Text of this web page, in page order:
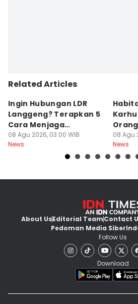
Related Articles
Ingin Hubungan LDR
Langgeng? Terapkan 5
Cara Menjaga
Kesetiaan Ini
08 Agu 2026, 03:00 WIB
News
di
08 Agu
News
About UsEditorial TeamContact
Pedoman Media Siber
Follow Us
Download